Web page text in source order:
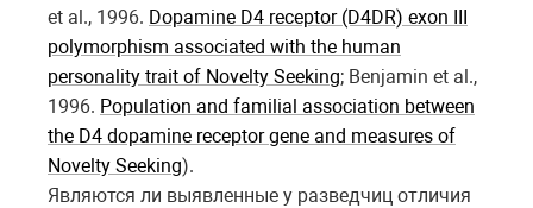
et al., 1996. Dopamine D4 receptor (D4DR) exon III
polymorphism associated with the human
personality trait of Novelty Seeking; Benjamin et al.,
1996. Population and familial association between
the D4 dopamine receptor gene and measures of
Novelty Seeking).
Являются ли выявленные у разведчиц отличия